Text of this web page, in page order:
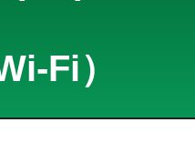
Fi）